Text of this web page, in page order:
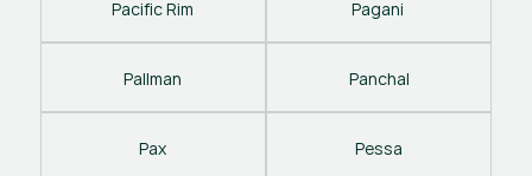
Pacific Rim Pagani
Pallman Panchal
Pax Pessa